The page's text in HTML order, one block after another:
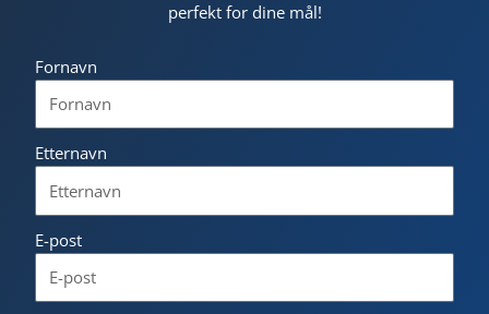
perfekt for dine mål!
Fornavn
Etternavn
E-post